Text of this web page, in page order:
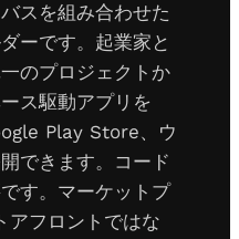
スを組み合わせた
ーです。起業家と
のプロジェクトか
ス駆動アプリを
Play Store、ウ
できます。コード
す。マーケットプ
アフロントではな